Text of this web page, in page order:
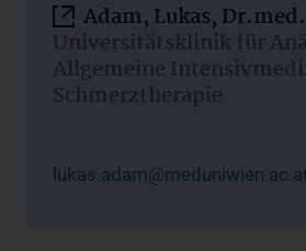
Adam, Lukas,
Universitätsklinik für
Allgemeine
Schmerztherapie